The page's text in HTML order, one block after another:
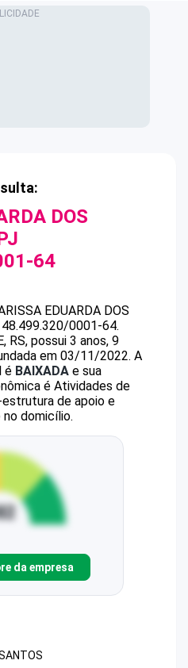
DOS
64
EDUARDA DOS
48.499.320/0001-64.
RS, possui 3 anos, 9
em 03/11/2022. A
é BAIXADA e sua
é Atividades de
de apoio e
domicílio.
da empresa